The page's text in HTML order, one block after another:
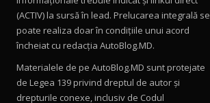
(ACTIV) la sursă în lead. Prelucarea integrală se
poate realiza doar în condițiile unui acord
încheiat cu redacţia AutoBlog.MD.
Materialele de pe AutoBlog.MD sunt protejate
de Legea 139 privind dreptul de autor și
drepturile conexe, inclusiv de Codul